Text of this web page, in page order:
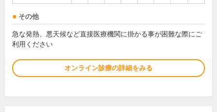
その他
急な発熱、悪天候など直接医療機関に掛かる事が困難な際にご
利用ください
オンライン診療の詳細をみる